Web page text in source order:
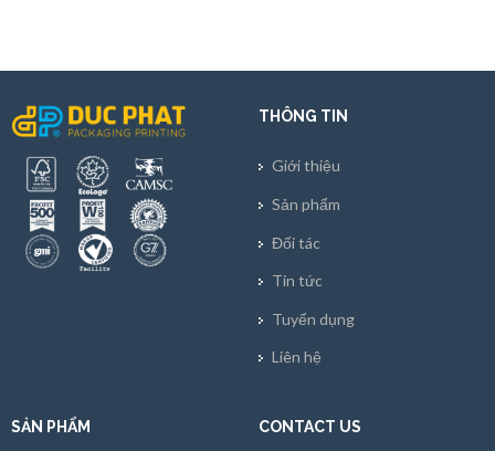
THÔNG TIN
Giới thiệu
Sản phẩm
Đối tác
Tin tức
Tuyển dụng
Liên hệ
SẢN PHẨM CONTACT US